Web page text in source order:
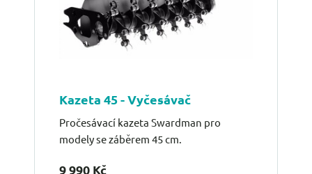
Kazeta 45 - Vyčesávač
Pročesávací kazeta Swardman pro
modely se záběrem 45 cm.
9 990 Kč